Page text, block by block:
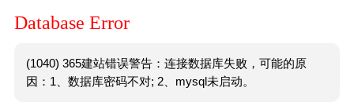
Database Error
(1040) 365建站错误警告：连接数据库失败，可能的原
因：1、数据库密码不对; 2、mysql未启动。